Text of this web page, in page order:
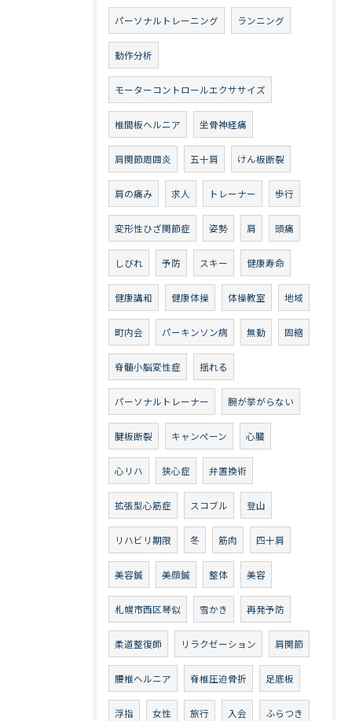
パーソナルトレーニング ランニング
動作分析
モーターコントロールエクササイズ
椎間板ヘルニア 坐骨神経痛
肩関節周囲炎 五十肩 けん板断裂
肩の痛み 求人 トレーナー 歩行
変形性ひざ関節症 姿勢 肩 頭痛
しびれ 予防 スキー 健康寿命
健康講和 健康体操 体操教室 地域
町内会 パーキンソン病 無動 固縮
脊髄小脳変性症 揺れる
パーソナルトレーナー 腕が挙がらない
腱板断裂 キャンペーン 心臓
心リハ 狭心症 弁置換術
拡張型心筋症 スコブル 登山
リハビリ期限 冬 筋肉 四十肩
美容鍼 美顔鍼 整体 美容
札幌市西区琴似 雪かき 再発予防
柔道整復師 リラクゼーション 肩関節
腰椎ヘルニア 脊椎圧迫骨折 足底板
浮指 女性 旅行 入会 ふらつき